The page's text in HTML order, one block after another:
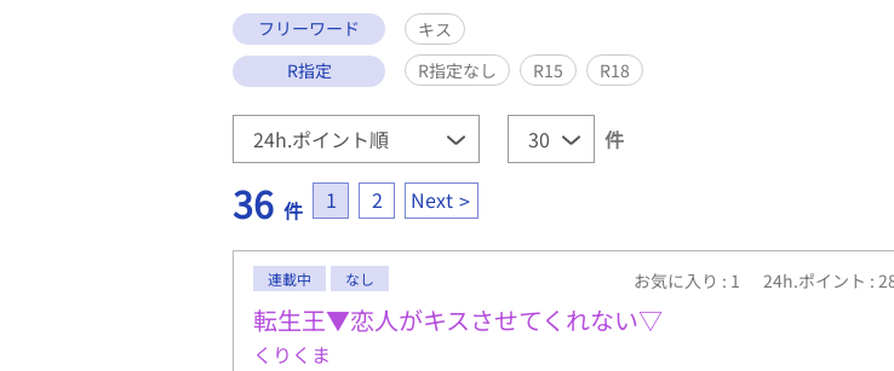
フリーワード
キス
R指定
R指定なし R15 R18
件
36 件 1 2 Next
連載中 なし お気に入り : 1 24h.ポイント :
転生王▼恋人がキスさせてくれない▽
くりくま